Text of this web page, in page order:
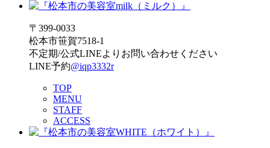
〒399-0033
松本市笹賀7518-1
不定期/公式LINEよりお問い合わせください
LINE予約@iqp3332r
TOP
MENU
STAFF
ACCESS